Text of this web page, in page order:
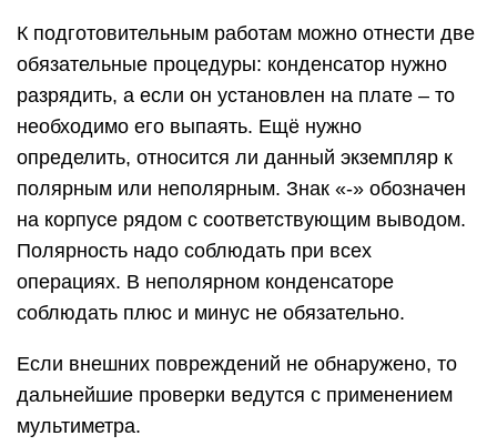
К подготовительным работам можно отнести две
обязательные процедуры: конденсатор нужно
разрядить, а если он установлен на плате – то
необходимо его выпаять. Ещё нужно
определить, относится ли данный экземпляр к
полярным или неполярным. Знак «-» обозначен
на корпусе рядом с соответствующим выводом.
Полярность надо соблюдать при всех
операциях. В неполярном конденсаторе
соблюдать плюс и минус не обязательно.
Если внешних повреждений не обнаружено, то
дальнейшие проверки ведутся с применением
мультиметра.